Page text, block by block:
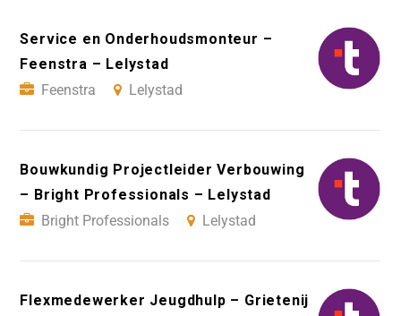
Service en Onderhoudsmonteur –
Feenstra – Lelystad
Feenstra
Lelystad
Bouwkundig Projectleider Verbouwing
– Bright Professionals – Lelystad
Bright Professionals
Lelystad
Flexmedewerker Jeugdhulp – Grietenij